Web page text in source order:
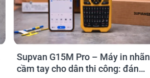
Supvan G15M Pro – Máy in nhãn
cầm tay cho dân thi công: đánh